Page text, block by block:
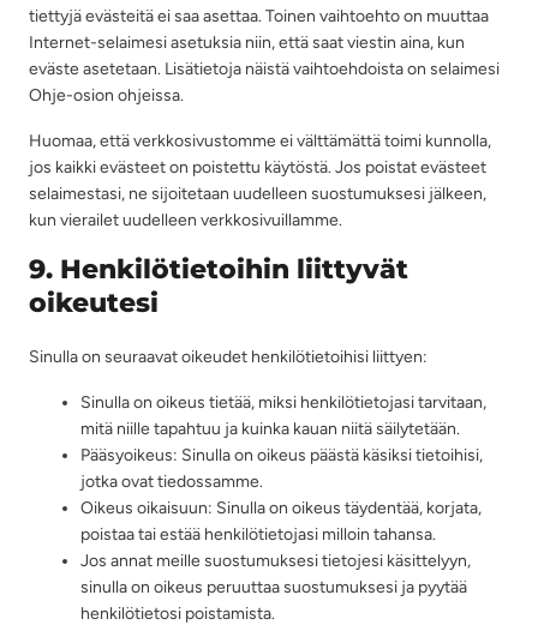
i
n
t
tiettyjä evästeitä ei saa asettaa. Toinen vaihtoehto on muuttaa
Internet-selaimesi asetuksia niin, että saat viestin aina, kun
eväste asetetaan. Lisätietoja näistä vaihtoehdoista on selaimesi
Ohje-osion ohjeissa.
Huomaa, että verkkosivustomme ei välttämättä toimi kunnolla,
jos kaikki evästeet on poistettu käytöstä. Jos poistat evästeet
selaimestasi, ne sijoitetaan uudelleen suostumuksesi jälkeen,
kun vierailet uudelleen verkkosivuillamme.
9. Henkilötietoihin liittyvät
oikeutesi
Sinulla on seuraavat oikeudet henkilötietoihisi liittyen:
Sinulla on oikeus tietää, miksi henkilötietojasi tarvitaan,
mitä niille tapahtuu ja kuinka kauan niitä säilytetään.
Pääsyoikeus: Sinulla on oikeus päästä käsiksi tietoihisi,
jotka ovat tiedossamme.
Oikeus oikaisuun: Sinulla on oikeus täydentää, korjata,
poistaa tai estää henkilötietojasi milloin tahansa.
Jos annat meille suostumuksesi tietojesi käsittelyyn,
sinulla on oikeus peruuttaa suostumuksesi ja pyytää
henkilötietosi poistamista.